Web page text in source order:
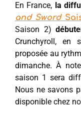
En France, la
and Sword
Saison 2)
Crunchyroll, en
proposée au
dimanche. À
saison 1 sera
Nous ne savons
disponible chez